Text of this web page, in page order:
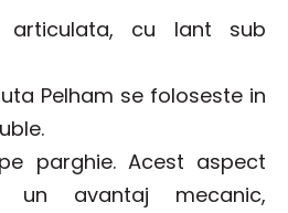
articulata, cu lant sub
Pelham se foloseste in
parghie. Acest aspect
un avantaj mecanic,